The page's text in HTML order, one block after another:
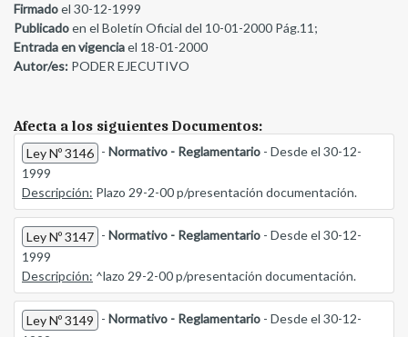
Firmadoel 30-12-1999
Publicadoen el Boletín Oficial del 10-01-2000 Pág.11;
Entrada en vigenciael 18-01-2000
Autor/es: PODER EJECUTIVO
Afecta a los siguientes Documentos:
Ley Nº 3146 - Normativo - Reglamentario - Desde el 30-12-
1999
Descripción: Plazo 29-2-00 p/presentación documentación.
Ley Nº 3147 - Normativo - Reglamentario - Desde el 30-12-
1999
Descripción: ^lazo 29-2-00 p/presentación documentación.
Ley Nº 3149 - Normativo - Reglamentario - Desde el 30-12-